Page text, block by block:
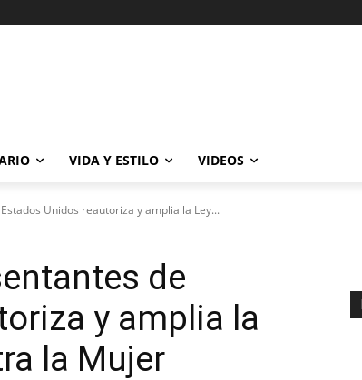
VIDA Y ESTILO VIDEOS
Unidos reautoriza y amplia la Ley...
de
y amplia la
la Mujer